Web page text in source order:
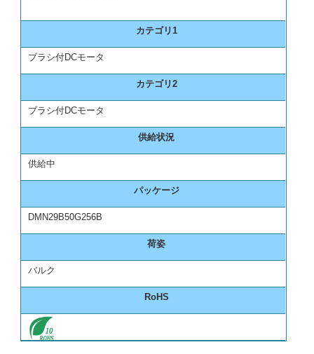
カテゴリ1
ブラシ付DCモータ
カテゴリ2
ブラシ付DCモータ
供給状況
供給中
パッケージ
DMN29B50G256B
荷姿
バルク
RoHS